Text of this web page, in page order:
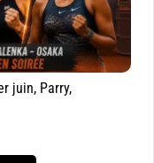
juin, Parry,